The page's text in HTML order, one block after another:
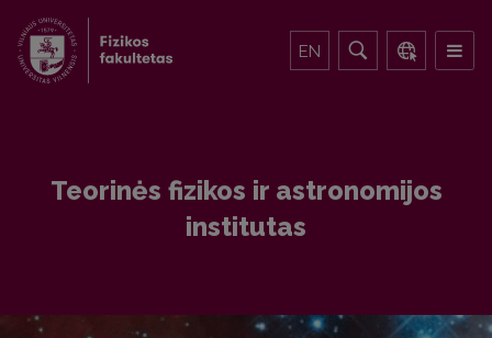
EN
Teorinės fizikos ir astronomijos
institutas